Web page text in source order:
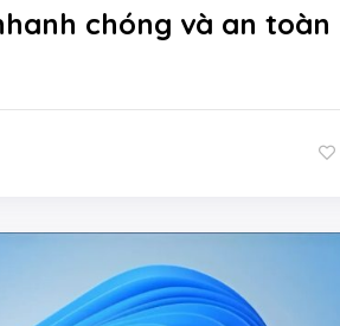
chóng và an toàn